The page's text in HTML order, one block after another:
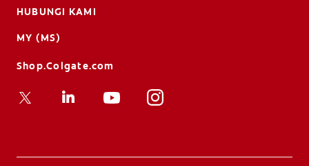
HUBUNGI KAMI
MY (MS)
Shop.Colgate.com